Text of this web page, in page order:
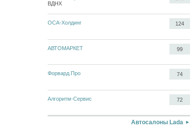
ВДНХ
ОСА-Холдинг 124
АВТОМАРКЕТ 99
Форвард.Про 74
Алгоритм-Сервис 72
Автосалоны Lada